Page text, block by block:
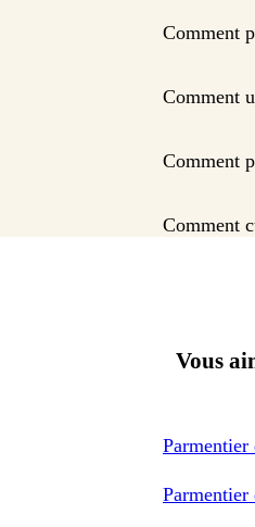
Comment
Comment
Comment
Comment
Vous
Parmentier